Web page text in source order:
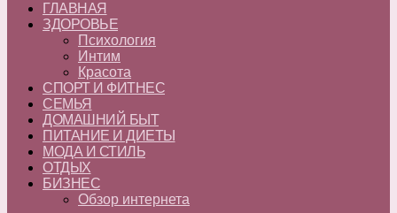
ГЛАВНАЯ
ЗДОРОВЬЕ
Психология
Интим
Красота
СПОРТ И ФИТНЕС
СЕМЬЯ
ДОМАШНИЙ БЫТ
ПИТАНИЕ И ДИЕТЫ
МОДА И СТИЛЬ
ОТДЫХ
БИЗНЕС
Обзор интернета